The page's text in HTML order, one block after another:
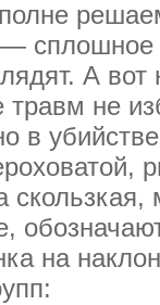
А
не
в
на